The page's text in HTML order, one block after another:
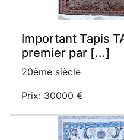
Important Tapis
premier par [...]
20ème siècle
Prix: 30000 €